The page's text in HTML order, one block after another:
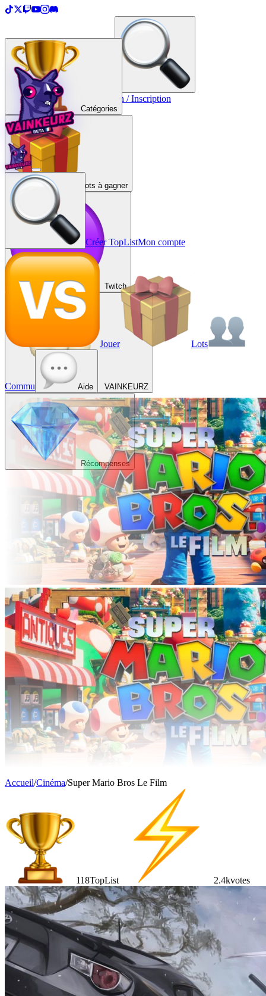
Créer une TopList Connexion / Inscription
Catégories
Lots à gagner
Twitch
VAINKEURZ
Récompenses
Créer TopListMon compte
Jouer Lots
Commu Aide
Accueil/Cinéma/Super Mario Bros Le Film
118TopList 2.4kvotes